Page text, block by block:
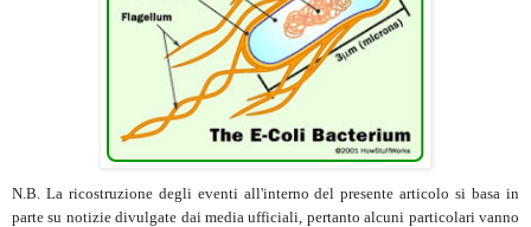
N.B. La ricostruzione degli eventi all'interno del presente articolo si basa in
parte su notizie divulgate dai media ufficiali, pertanto alcuni particolari vanno